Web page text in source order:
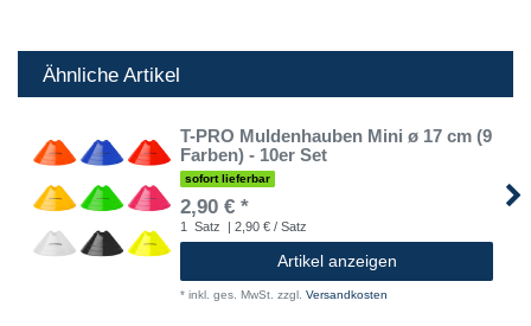
Ähnliche Artikel
T-PRO Muldenhauben Mini ø 17 cm (9
Farben) - 10er Set
sofort lieferbar
2,90 € *
1 Satz | 2,90 € / Satz
Artikel anzeigen
* inkl. ges. MwSt. zzgl. Versandkosten